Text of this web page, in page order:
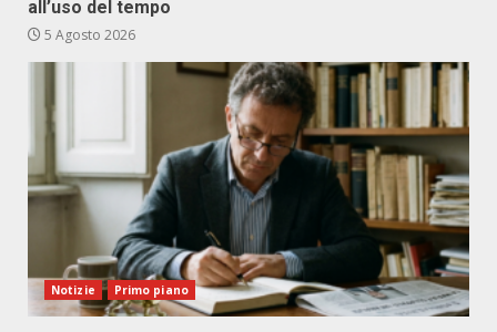
all’uso del tempo
5 Agosto 2026
Notizie Primo piano